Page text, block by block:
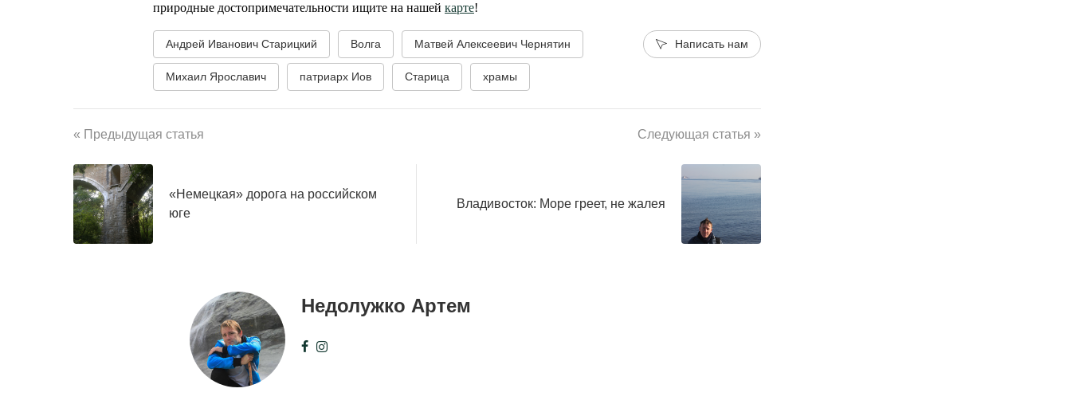
природные достопримечательности ищите на нашей карте!
Андрей Иванович Старицкий Волга Матвей Алексеевич Чернятин
Михаил Ярославич патриарх Иов Старица храмы
Написать нам
« Предыдущая статья
«Немецкая» дорога на российском
юге
Следующая статья »
Владивосток: Море греет, не жалея
Недолужко Артем